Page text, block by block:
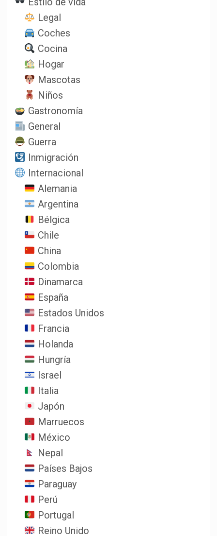
Legal
Coches
Cocina
Hogar
Mascotas
Niños
Gastronomía
General
Guerra
Inmigración
Internacional
Alemania
Argentina
Bélgica
Chile
China
Colombia
Dinamarca
España
Estados Unidos
Francia
Holanda
Hungría
Israel
Italia
Japón
Marruecos
México
Nepal
Países Bajos
Paraguay
Perú
Portugal
Reino Unido